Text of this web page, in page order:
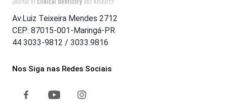
Av.Luiz Teixeira Mendes 2712
CEP: 87015-001-Maringá-PR
44 3033-9812 / 3033.9816
Nos Siga nas Redes Sociais